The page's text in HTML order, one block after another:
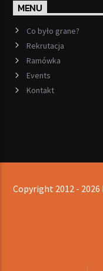
MENU
Co było grane?
Rekrutacja
Ramówka
Events
Kontakt
Copyright 2012 -